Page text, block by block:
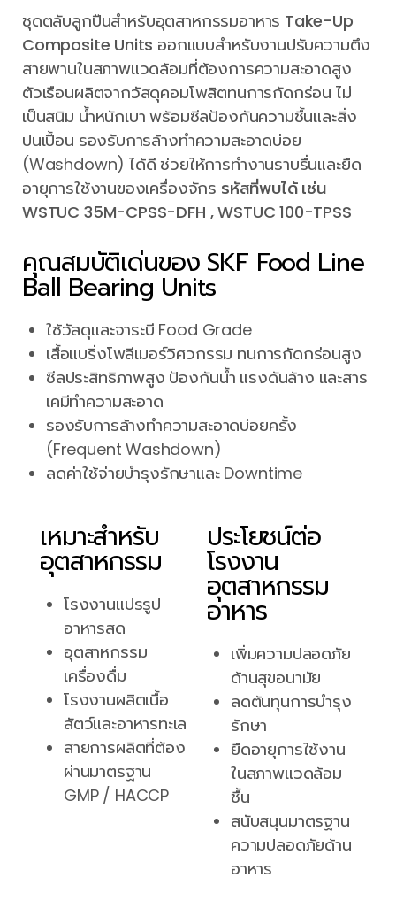
ชุดตลับลูกปืนสำหรับอุตสาหกรรมอาหาร Take-Up
Composite Units ออกแบบสำหรับงานปรับความตึง
สายพานในสภาพแวดล้อมที่ต้องการความสะอาดสูง
ตัวเรือนผลิตจากวัสดุคอมโพสิตทนการกัดกร่อน ไม่
เป็นสนิม น้ำหนักเบา พร้อมซีลป้องกันความชื้นและสิ่ง
ปนเปื้อน รองรับการล้างทำความสะอาดบ่อย
(Washdown) ได้ดี ช่วยให้การทำงานราบรื่นและยืด
อายุการใช้งานของเครื่องจักร รหัสที่พบได้ เช่น
WSTUC 35M-CPSS-DFH , WSTUC 100-TPSS
คุณสมบัติเด่นของ SKF Food Line
Ball Bearing Units
ใช้วัสดุและจาระบี Food Grade
เสื้อแบริ่งโพลีเมอร์วิศวกรรม ทนการกัดกร่อนสูง
ซีลประสิทธิภาพสูง ป้องกันน้ำ แรงดันล้าง และสาร
เคมีทำความสะอาด
รองรับการล้างทำความสะอาดบ่อยครั้ง
(Frequent Washdown)
ลดค่าใช้จ่ายบำรุงรักษาและ Downtime
เหมาะสำหรับ
อุตสาหกรรม
โรงงานแปรรูป
อาหารสด
อุตสาหกรรม
เครื่องดื่ม
โรงงานผลิตเนื้อ
สัตว์และอาหารทะเล
สายการผลิตที่ต้อง
ผ่านมาตรฐาน
GMP / HACCP
ประโยชน์ต่อ
โรงงาน
อุตสาหกรรม
อาหาร
เพิ่มความปลอดภัย
ด้านสุขอนามัย
ลดต้นทุนการบำรุง
รักษา
ยืดอายุการใช้งาน
ในสภาพแวดล้อม
ชื้น
สนับสนุนมาตรฐาน
ความปลอดภัยด้าน
อาหาร